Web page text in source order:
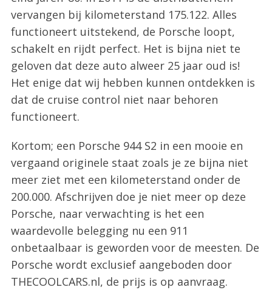
vervangen bij kilometerstand 175.122. Alles
functioneert uitstekend, de Porsche loopt,
schakelt en rijdt perfect. Het is bijna niet te
geloven dat deze auto alweer 25 jaar oud is!
Het enige dat wij hebben kunnen ontdekken is
dat de cruise control niet naar behoren
functioneert.
Kortom; een Porsche 944 S2 in een mooie en
vergaand originele staat zoals je ze bijna niet
meer ziet met een kilometerstand onder de
200.000. Afschrijven doe je niet meer op deze
Porsche, naar verwachting is het een
waardevolle belegging nu een 911
onbetaalbaar is geworden voor de meesten. De
Porsche wordt exclusief aangeboden door
THECOOLCARS.nl, de prijs is op aanvraag.